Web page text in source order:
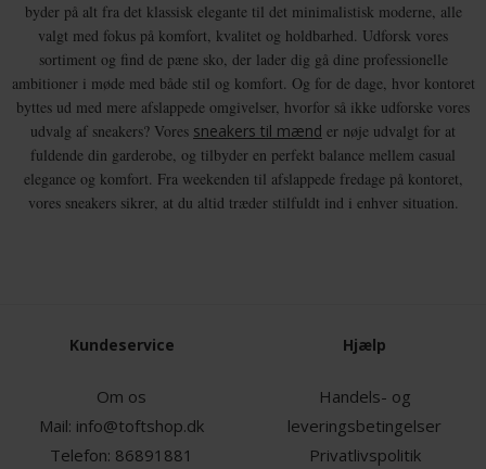
byder på alt fra det klassisk elegante til det minimalistisk moderne, alle
valgt med fokus på komfort, kvalitet og holdbarhed. Udforsk vores
sortiment og find de pæne sko, der lader dig gå dine professionelle
ambitioner i møde med både stil og komfort. Og for de dage, hvor kontoret
byttes ud med mere afslappede omgivelser, hvorfor så ikke udforske vores
udvalg af sneakers? Vores sneakers til mænd er nøje udvalgt for at
fuldende din garderobe, og tilbyder en perfekt balance mellem casual
elegance og komfort. Fra weekenden til afslappede fredage på kontoret,
vores sneakers sikrer, at du altid træder stilfuldt ind i enhver situation.
Kundeservice
Om os
Mail: info@toftshop.dk
Telefon: 86891881
Hjælp
Handels- og
leveringsbetingelser
Privatlivspolitik